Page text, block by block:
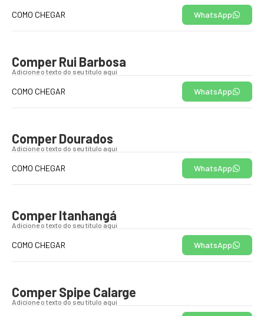
COMO CHEGAR WhatsApp
Comper Rui Barbosa
Adicione o texto do seu título aqui
COMO CHEGAR WhatsApp
Comper Dourados
Adicione o texto do seu título aqui
COMO CHEGAR WhatsApp
Comper Itanhangá
Adicione o texto do seu título aqui
COMO CHEGAR WhatsApp
Comper Spipe Calarge
Adicione o texto do seu título aqui